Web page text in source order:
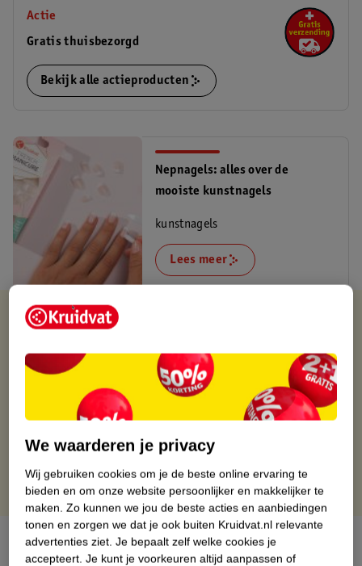
Actie
Gratis thuisbezorgd
Bekijk alle actieproducten
Nepnagels: alles over de
mooiste kunstnagels
kunstnagels
Lees meer
Kruidvat is altijd voordelig
Gratis ophalen in de winkel
Op werkdagen voor 22:00 uur besteld, volgende dag in huis
Gratis thuisbezorgd vanaf 50.00
Gratis retourneren binnen 30 dagen
Over dit product
We waarderen je privacy
Wij gebruiken cookies om je de beste online ervaring te
bieden en om onze website persoonlijker en makkelijker te
maken. Zo kunnen we jou de beste acties en aanbiedingen
tonen en zorgen we dat je ook buiten Kruidvat.nl relevante
advertenties ziet. Je bepaalt zelf welke cookies je
accepteert. Je kunt je voorkeuren altijd aanpassen of